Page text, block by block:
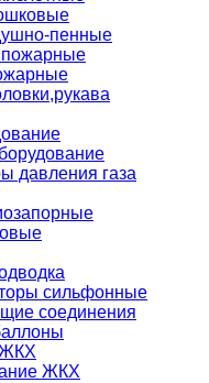
пенные
пожарные
давления газа
сильфонные
соединения
ЖКХ
ЖКХ